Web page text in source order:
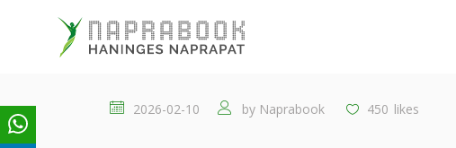
2026-02-10 by Naprabook 450 likes